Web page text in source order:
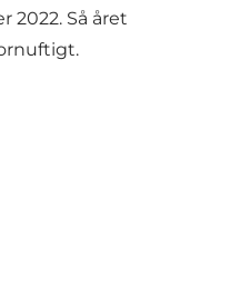
2022. Så året